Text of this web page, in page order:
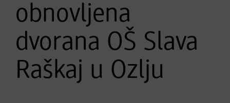
obnovljena
dvorana OŠ Slava
Raškaj u Ozlju